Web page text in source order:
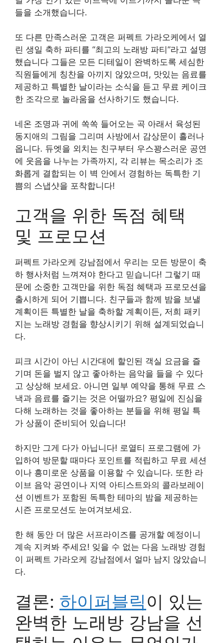
들을 소개했습니다.
또 다른 만족스러운 고객은 퍼펙트 가라오케에서 열
린 생일 축하 파티를 “최고의 노래방 파티”라고 설명
했습니다 그들은 모든 디테일이 완벽하도록 세심한
직원들에게 칭찬을 아끼지 않았으며, 맛있는 음료를
제공하고 특별한 날이라는 소식을 듣고 무료 케이크
한 조각으로 놀라움을 선사하기도 했습니다.
네온 조명과 귀에 쏙쏙 들어오는 곡 아래서 육성된
동지애의 그림을 그리며 사방에서 감상문이 흘러나
옵니다. 듀엣을 외치는 친구부터 우스꽝스러운 공연
에 웃음을 나누는 가족까지, 각 리뷰는 목소리가 조
화롭게 결합되는 이 벽 안에서 경험하는 독특한 기
쁨의 스냅샷을 포착합니다!
고객을 위한 독점 혜택
및 프로모션
퍼펙트 가라오케 강남점에서 우리는 모든 방문이 축
하 행사처럼 느껴져야 한다고 믿습니다! 그렇기 때
문에 소중한 고객만을 위한 독점 혜택과 프로모션을
출시하게 되어 기쁩니다. 친구들과 함께 밤을 보낼
계획이든 특별한 날을 축하할 계획이든, 저희 패키
지는 노래방 경험을 향상시키기 위해 설계되었습니
다.
피크 시간이 아닌 시간대에 할인된 객실 요금을 즐
기며 돈을 벌지 않고 좋아하는 음악을 들을 수 있다
고 상상해 보세요. 아니면 일부 예약을 통해 무료 스
낵과 음료를 즐기는 것은 어떨까요? 평일에 진심을
다해 노래하는 것을 좋아하는 분들을 위해 평일 특
가 상품이 준비되어 있습니다!
하지만 그게 다가 아닙니다! 로열티 프로그램에 가
입하여 방문할 때마다 포인트를 적립하고 무료 세션
이나 흥미로운 상품을 이용할 수 있습니다. 또한 라
이브 음악 공연이나 지역 아티스트와의 콜라보레이
션 이벤트가 포함된 독특한 테마의 밤을 제공하는
시즌 프로모션도 눈여겨보세요.
한 해 동안 더 많은 서프라이즈를 공개할 예정이니
계속 지켜봐 주세요! 잊을 수 없는 다음 노래방 경험
이 퍼펙트 가라오케 강남점에서 얼마 남지 않았습니
다.
결론: 하이퍼블릭이 있는
완벽한 노래방 강남을 선